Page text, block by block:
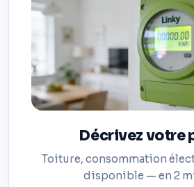
Décrivez votre
Toiture, consommation
disponible — en 2